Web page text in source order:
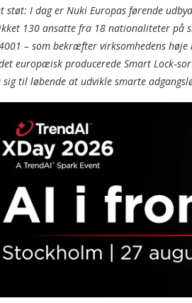
støt: I dag er Nuki Europas førende
130 ansatte fra 18 nationaliteter på
– som bekræfter virksomhedens
europæisk producerede Smart
til løbende at udvikle smarte